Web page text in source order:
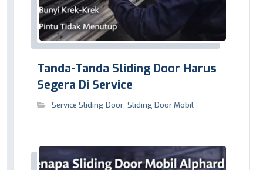
Tanda-Tanda Sliding Door Harus
Segera Di Service
Service Sliding Door,Sliding Door Mobil